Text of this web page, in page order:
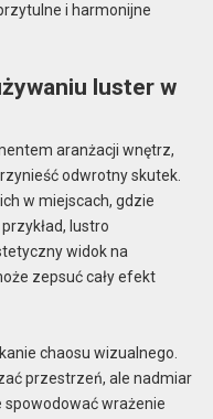
i harmonijne
luster w
aranżacji wnętrz,
odwrotny skutek.
w miejscach, gdzie
lustro
widok na
zepsuć cały efekt
chaosu wizualnego.
przestrzeń, ale nadmiar
wrażenie